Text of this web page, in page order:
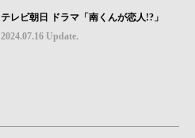
テレビ朝日 ドラマ「南くんが恋人!?」
2024.07.16 Update.